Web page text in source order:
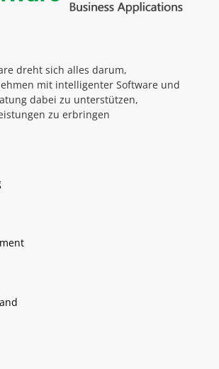
dreht sich alles darum,
mit intelligenter Software und
dabei zu unterstützen,
zu erbringen